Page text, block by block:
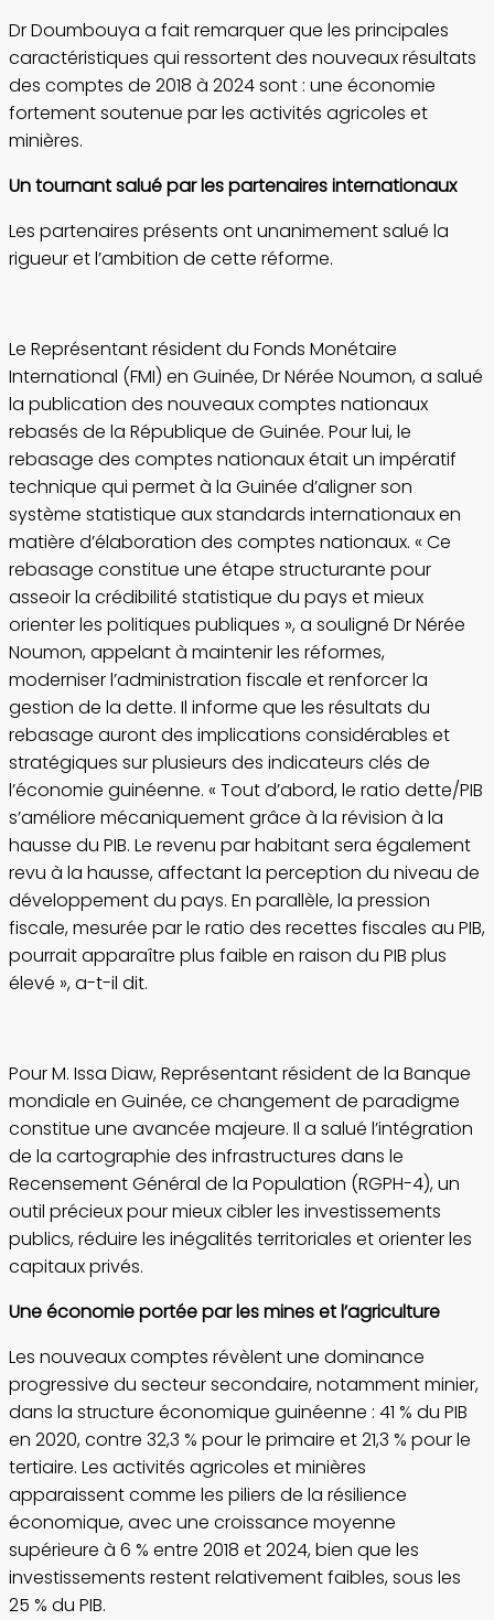
Dr Doumbouya a fait remarquer que les principales
caractéristiques qui ressortent des nouveaux résultats
des comptes de 2018 à 2024 sont : une économie
fortement soutenue par les activités agricoles et
minières.
Un tournant salué par les partenaires internationaux
Les partenaires présents ont unanimement salué la
rigueur et l’ambition de cette réforme.
Le Représentant résident du Fonds Monétaire
International (FMI) en Guinée, Dr Nérée Noumon, a salué
la publication des nouveaux comptes nationaux
rebasés de la République de Guinée. Pour lui, le
rebasage des comptes nationaux était un impératif
technique qui permet à la Guinée d’aligner son
système statistique aux standards internationaux en
matière d’élaboration des comptes nationaux. « Ce
rebasage constitue une étape structurante pour
asseoir la crédibilité statistique du pays et mieux
orienter les politiques publiques », a souligné Dr Nérée
Noumon, appelant à maintenir les réformes,
moderniser l’administration fiscale et renforcer la
gestion de la dette. Il informe que les résultats du
rebasage auront des implications considérables et
stratégiques sur plusieurs des indicateurs clés de
l’économie guinéenne. « Tout d’abord, le ratio dette/PIB
s’améliore mécaniquement grâce à la révision à la
hausse du PIB. Le revenu par habitant sera également
revu à la hausse, affectant la perception du niveau de
développement du pays. En parallèle, la pression
fiscale, mesurée par le ratio des recettes fiscales au PIB,
pourrait apparaître plus faible en raison du PIB plus
élevé », a-t-il dit.
Pour M. Issa Diaw, Représentant résident de la Banque
mondiale en Guinée, ce changement de paradigme
constitue une avancée majeure. Il a salué l’intégration
de la cartographie des infrastructures dans le
Recensement Général de la Population (RGPH-4), un
outil précieux pour mieux cibler les investissements
publics, réduire les inégalités territoriales et orienter les
capitaux privés.
Une économie portée par les mines et l’agriculture
Les nouveaux comptes révèlent une dominance
progressive du secteur secondaire, notamment minier,
dans la structure économique guinéenne : 41 % du PIB
en 2020, contre 32,3 % pour le primaire et 21,3 % pour le
tertiaire. Les activités agricoles et minières
apparaissent comme les piliers de la résilience
économique, avec une croissance moyenne
supérieure à 6 % entre 2018 et 2024, bien que les
investissements restent relativement faibles, sous les
25 % du PIB.